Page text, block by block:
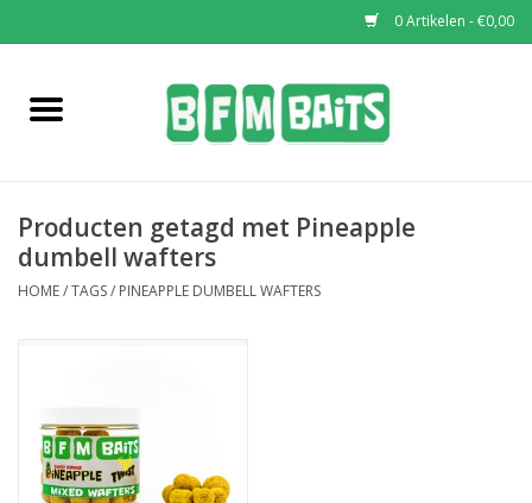
0 Artikelen - €0,00
Home
Pop-Ups
Bucket Deals
Producten getagd met Pineapple
dumbell wafters
HOME/TAGS/ PINEAPPLE DUMBELL WAFTERS